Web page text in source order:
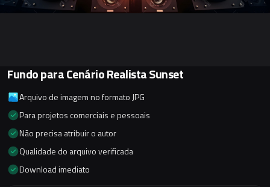
Fundo para Cenário Realista Sunset
Arquivo de imagem no formato JPG
Para projetos comerciais e pessoais
Não precisa atribuir o autor
Qualidade do arquivo verificada
Download imediato